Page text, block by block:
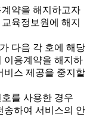
약을 해지하고자
육정보원에 해지
다음 각 호에 해당
이용계약을 해지하
비스 제공을 중지할
를 사용한 경우
송하여 서비스의 안